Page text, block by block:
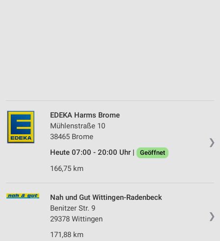
❯
EDEKA Harms Brome
Mühlenstraße 10
38465 Brome
Heute 07:00 - 20:00 Uhr |
Geöffnet
166,75 km
❯
Nah und Gut Wittingen-Radenbeck
Benitzer Str. 9
29378 Wittingen
171,88 km